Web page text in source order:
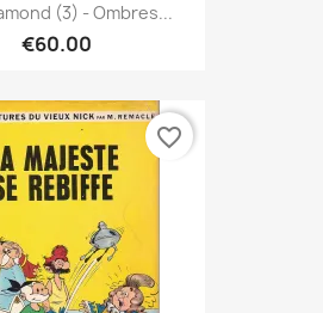
(3) - Ombres...
€60.00
favorite_border